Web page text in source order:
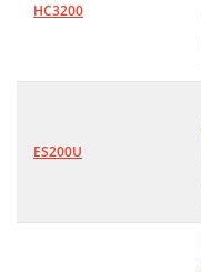
HC3200
ES200U